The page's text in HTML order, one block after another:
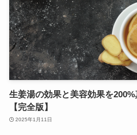
生姜湯の効果と美容効果を
【完全版】
2025年1月11日